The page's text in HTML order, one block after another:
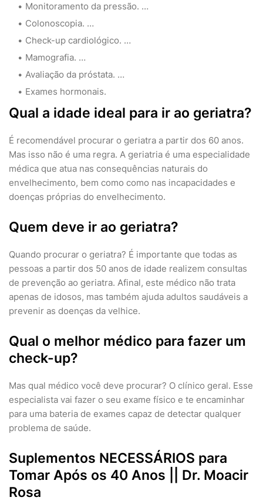
Monitoramento da pressão. …
Colonoscopia. …
Check-up cardiológico. …
Mamografia. …
Avaliação da próstata. …
Exames hormonais.
Qual a idade ideal para ir ao geriatra?
É recomendável procurar o geriatra a partir dos 60 anos.
Mas isso não é uma regra. A geriatria é uma especialidade
médica que atua nas consequências naturais do
envelhecimento, bem como como nas incapacidades e
doenças próprias do envelhecimento.
Quem deve ir ao geriatra?
Quando procurar o geriatra? É importante que todas as
pessoas a partir dos 50 anos de idade realizem consultas
de prevenção ao geriatra. Afinal, este médico não trata
apenas de idosos, mas também ajuda adultos saudáveis a
prevenir as doenças da velhice.
Qual o melhor médico para fazer um
check-up?
Mas qual médico você deve procurar? O clínico geral. Esse
especialista vai fazer o seu exame físico e te encaminhar
para uma bateria de exames capaz de detectar qualquer
problema de saúde.
Suplementos NECESSÁRIOS para
Tomar Após os 40 Anos || Dr. Moacir
Rosa